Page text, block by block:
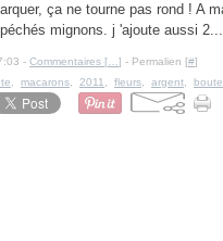
ça ne tourne pas rond ! A
mignons. j 'ajoute aussi 2...
- Commentaires [ ] - Permalien [#]
macarons 2011 fleurs argent